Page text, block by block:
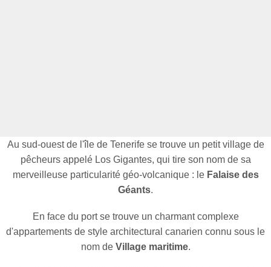
Au sud-ouest de l'île de Tenerife se trouve un petit village de
pêcheurs appelé Los Gigantes, qui tire son nom de sa
merveilleuse particularité géo-volcanique : leFalaise des
Géants.
En face du port se trouve un charmant complexe
d'appartements de style architectural canarien connu sous le
nom de Village maritime.